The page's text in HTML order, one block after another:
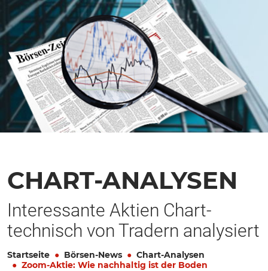
CHART-ANALYSEN
Interessante Aktien Chart-
technisch von Tradern analysiert
Startseite Börsen-News
Chart-Analysen
Zoom-Aktie: Wie nachhaltig ist der Boden